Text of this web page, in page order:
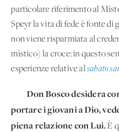
particolare riferimento al
Speyr la vita di fede è fonte di
non viene risparmiata al
mistico) la croce: in questo
esperienze relative alsabato
Don Bosco desidera
portare i giovani a Dio,
piena relazione con Lui.È